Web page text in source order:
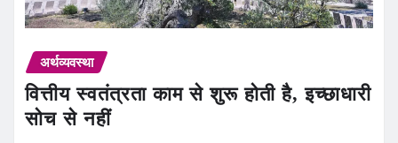
अर्थव्यवस्था
वित्तीय स्वतंत्रता काम से शुरू होती है, इच्छाधारी
सोच से नहीं